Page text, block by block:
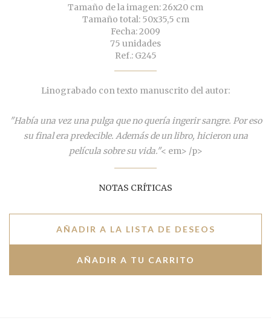
Tamaño de la imagen: 26x20 cm
Tamaño total: 50x35,5 cm
Fecha: 2009
75 unidades
Ref.: G245
Linograbado con texto manuscrito del autor:
"Había una vez una pulga que no quería ingerir sangre. Por eso
su final era predecible. Además de un libro, hicieron una
película sobre su vida."< em> /p>
NOTAS CRÍTICAS
AÑADIR A LA LISTA DE DESEOS